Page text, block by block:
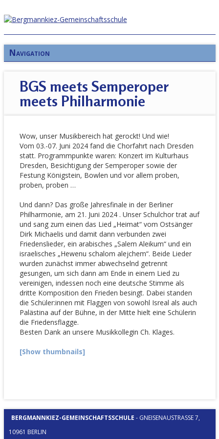
Navigation
BGS meets Semperoper
meets Philharmonie
Wow, unser Musikbereich hat gerockt! Und wie!
Vom 03.-07. Juni 2024 fand die Chorfahrt nach Dresden
statt. Programmpunkte waren: Konzert im Kulturhaus
Dresden, Besichtigung der Semperoper sowie der
Festung Königstein, Bowlen und vor allem proben,
proben, proben …
Und dann? Das große Jahresfinale in der Berliner
Philharmonie, am 21. Juni 2024 . Unser Schulchor trat auf
und sang zum einen das Lied „Heimat“ vom Ostsänger
Dirk Michaelis und damit dann verbunden zwei
Friedenslieder, ein arabisches „Salem Aleikum“ und ein
israelisches „Hewenu schalom alejchem“. Beide Lieder
wurden zunächst immer abwechselnd getrennt
gesungen, um sich dann am Ende in einem Lied zu
vereinigen, indessen noch eine deutsche Stimme als
dritte Komposition den Frieden besingt. Dabei standen
die Schüler:innen mit Flaggen von sowohl Isreal als auch
Palästina auf der Bühne, in der Mitte hielt eine Schülerin
die Friedensflagge.
Besten Dank an unsere Musikkollegin Ch. Klages.
[Show thumbnails]
BERGMANNKIEZ-GEMEINSCHAFTSSCHULE - GNEISENAUSTRASSE 7, 1
0961 BERLIN